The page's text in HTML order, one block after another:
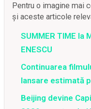
Pentru o imagine mai
și aceste articole
SUMMER TIME la
ENESCU
Continuarea
lansare estimată
Beijing devine